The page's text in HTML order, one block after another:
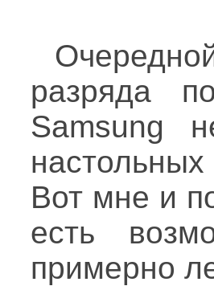
разряда
Samsung
Вот мне и
есть
примерно